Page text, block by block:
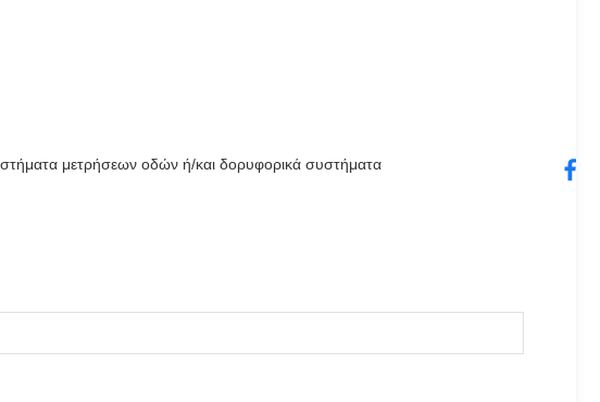
μετρήσεων οδών ή/και δορυφορικά συστήματα